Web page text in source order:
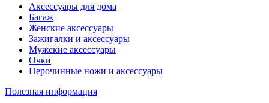
Аксессуары для дома
Багаж
Женские аксессуары
Зажигалки и аксессуары
Мужские аксессуары
Очки
Перочинные ножи и аксессуары
Полезная информация